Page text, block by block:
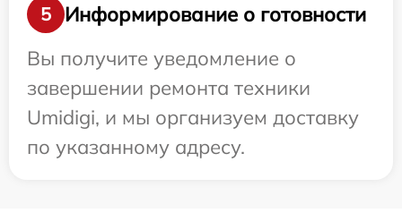
5
Информирование о готовности
Вы получите уведомление о
завершении ремонта техники
Umidigi, и мы организуем доставку
по указанному адресу.